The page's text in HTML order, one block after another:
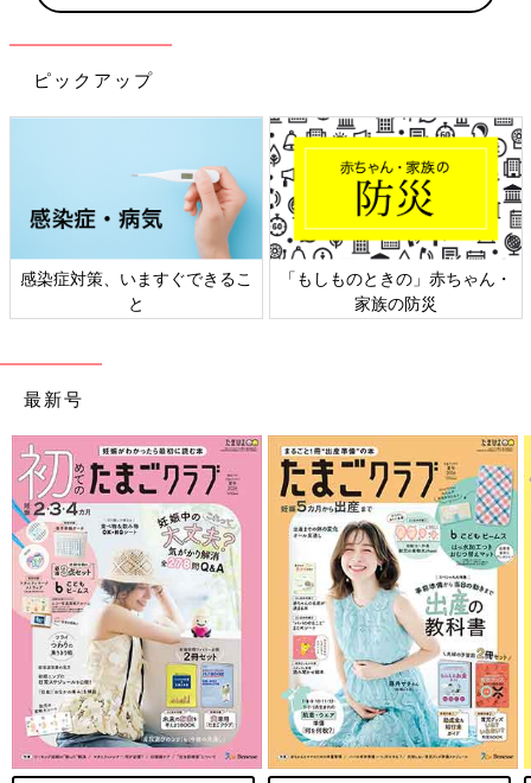
ピックアップ
しものときの」赤ちゃん・
家族の防災
日本外来小児科学会リーフレッ
ト検討会
六
最新号